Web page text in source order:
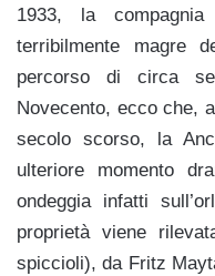
1933, la
terribilmente magre
percorso di circa
Novecento, ecco che,
secolo scorso, la
ulteriore momento
ondeggia infatti
proprietà viene
spiccioli), da Fritz